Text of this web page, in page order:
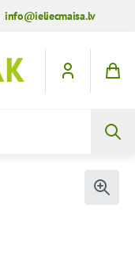
info@ieliecmaisa.lv